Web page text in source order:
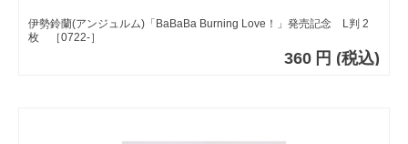
伊勢鈴蘭(アンジュルム)「BaBaBa Burning Love！」発売記念 L判 2
枚 ［0722-］
360 円 (税込)